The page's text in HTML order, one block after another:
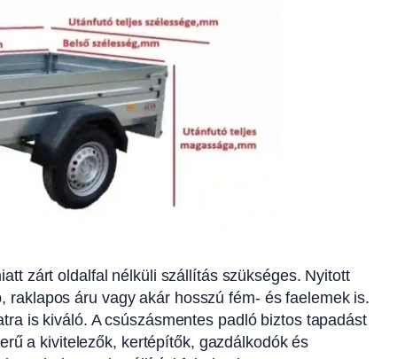
zárt oldalfal nélküli szállítás szükséges. Nyitott
áru vagy akár hosszú fém- és faelemek is.
is kiváló. A csúszásmentes padló biztos tapadást
a kivitelezők, kertépítők, gazdálkodók és